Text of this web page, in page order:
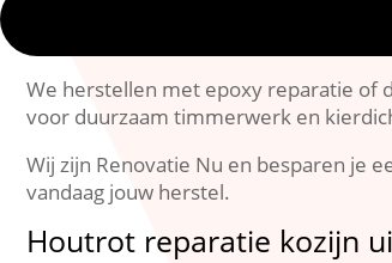
We herstellen met epoxy reparatie of
voor duurzaam timmerwerk en
Wij zijn Renovatie Nu en besparen je
vandaag jouw herstel.​
Houtrot reparatie kozijn